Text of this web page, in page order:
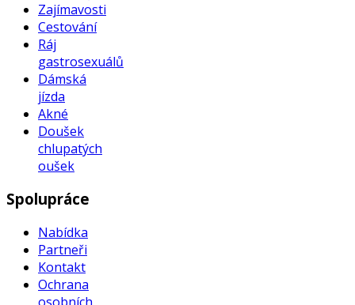
Zajímavosti
Cestování
Ráj
gastrosexuálů
Dámská
jízda
Akné
Doušek
chlupatých
oušek
Spolupráce
Nabídka
Partneři
Kontakt
Ochrana